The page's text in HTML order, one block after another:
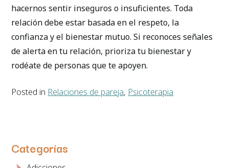
hacernos sentir inseguros o insuficientes. Toda
relación debe estar basada en el respeto, la
confianza y el bienestar mutuo. Si reconoces señales
de alerta en tu relación, prioriza tu bienestar y
rodéate de personas que te apoyen.
Posted in Relaciones de pareja, Psicoterapia
Categorías